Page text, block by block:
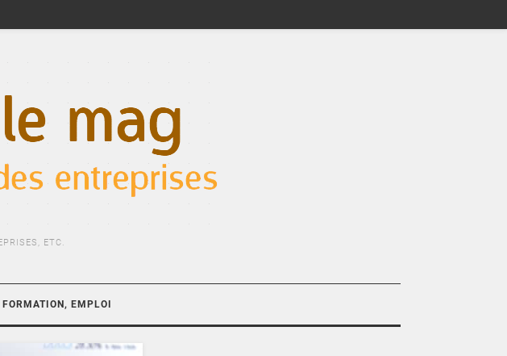
ETC.
FORMATION, EMPLOI